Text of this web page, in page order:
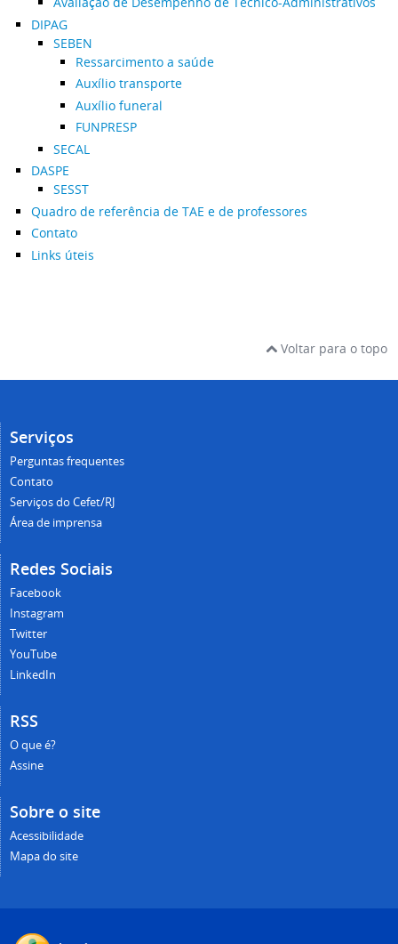
DIPAG
SEBEN
Ressarcimento a saúde
Auxílio transporte
Auxílio funeral
FUNPRESP
SECAL
DASPE
SESST
Quadro de referência de TAE e de professores
Contato
Links úteis
Voltar para o topo
Serviços
Perguntas frequentes
Contato
Serviços do Cefet/RJ
Área de imprensa
Redes Sociais
Facebook
Instagram
Twitter
YouTube
LinkedIn
RSS
O que é?
Assine
Sobre o site
Acessibilidade
Mapa do site